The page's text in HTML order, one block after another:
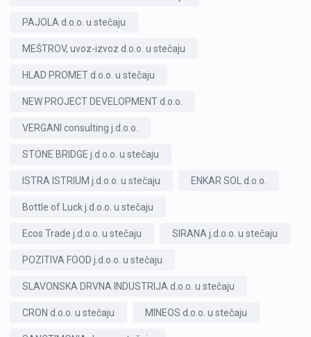
PAJOLA d.o.o. u stečaju
MEŠTROV, uvoz-izvoz d.o.o. u stečaju
HLAD PROMET d.o.o. u stečaju
NEW PROJECT DEVELOPMENT d.o.o.
VERGANI consulting j.d.o.o.
STONE BRIDGE j.d.o.o. u stečaju
ISTRA ISTRIUM j.d.o.o. u stečaju ENKAR SOL d.o.o.
Bottle of Luck j.d.o.o. u stečaju
Ecos Trade j.d.o.o. u stečaju SIRANA j.d.o.o. u stečaju
POZITIVA FOOD j.d.o.o. u stečaju
SLAVONSKA DRVNA INDUSTRIJA d.o.o. u stečaju
CRON d.o.o. u stečaju MINEOS d.o.o. u stečaju